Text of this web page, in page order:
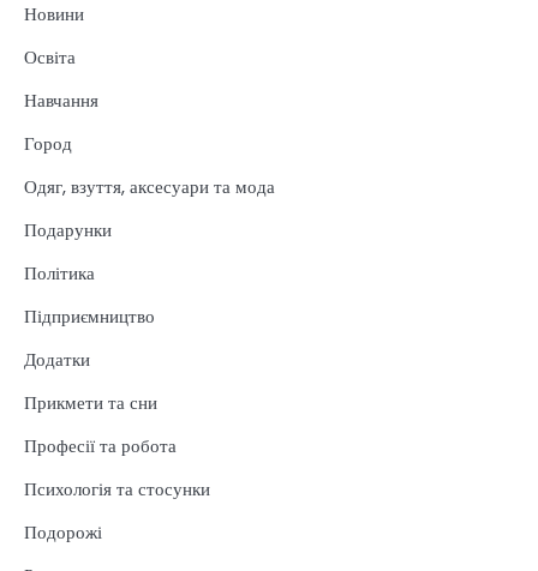
Новини
Освіта
Навчання
Город
Одяг, взуття, аксесуари та мода
Подарунки
Політика
Підприємництво
Додатки
Прикмети та сни
Професії та робота
Психологія та стосунки
Подорожі